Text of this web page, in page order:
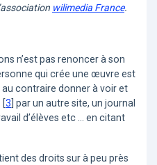
wilimedia France.
n’est pas renoncer à son
qui crée une œuvre est
au contraire donner à voir et
[3 par un autre site, un journal
d’élèves etc ... en citant
des droits sur à peu près